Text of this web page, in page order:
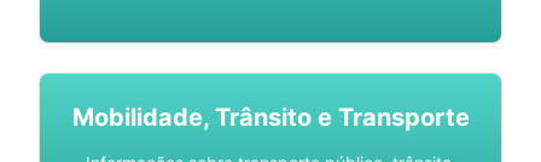
Mobilidade, Trânsito e Transporte